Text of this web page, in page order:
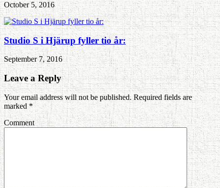
October 5, 2016
Studio S i Hjärup fyller tio år:
September 7, 2016
Leave a Reply
Your email address will not be published. Required fields are
marked*
Comment